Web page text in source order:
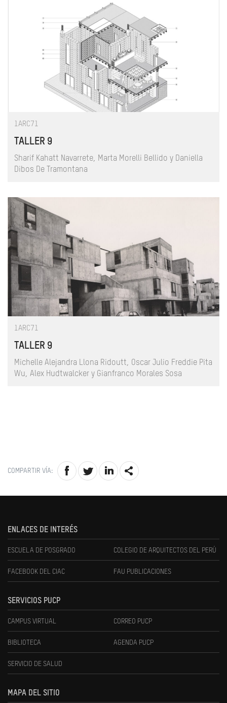
1ARC71
TALLER 9
Sharif Kahatt Navarrete, Marta Morelli Bellido y Daniella
Dibos De Tramontana
1ARC71
TALLER 9
Michelle Alejandra Llona Ridoutt, Oscar Julio Freddie Pita
Wu, Alex Hudtwalcker y Gianfranco Morales Sosa
COMPARTIR VÍA:
ENLACES DE INTERÉS
ESCUELA DE POSGRADO COLEGIO DE ARQUITECTOS DEL PERÚ
FACEBOOK DEL CIAC FAU PUBLICACIONES
SERVICIOS PUCP
CAMPUS VIRTUAL CORREO PUCP
BIBLIOTECA AGENDA PUCP
SERVICIO DE SALUD
MAPA DEL SITIO